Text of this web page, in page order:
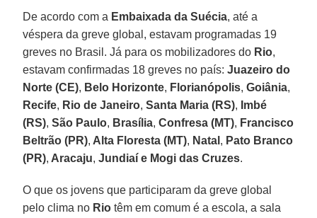
De acordo com a Embaixada da Suécia, até a
véspera da greve global, estavam programadas 19
greves no Brasil. Já para os mobilizadores do Rio,
estavam confirmadas 18 greves no país:Juazeiro do
Norte (CE), Belo Horizonte, Florianópolis, Goiânia,
Recife, Rio de Janeiro, Santa Maria (RS), Imbé
(RS), São Paulo, Brasília, Confresa (MT), Francisco
Beltrão (PR), Alta Floresta (MT), Natal , Pato Branco
(PR), Aracaju, Jundiaí e Mogi das Cruzes.
O que os jovens que participaram da greve global
pelo clima no Rio têm em comum é a escola, a sala